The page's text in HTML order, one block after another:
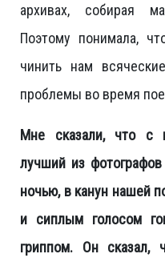
архивах, собирая
Поэтому понимала,
чинить нам
проблемы во время
Мне сказали, что с
лучший из
ночью, в канун нашей
и сиплым голосом
гриппом. Он сказал,